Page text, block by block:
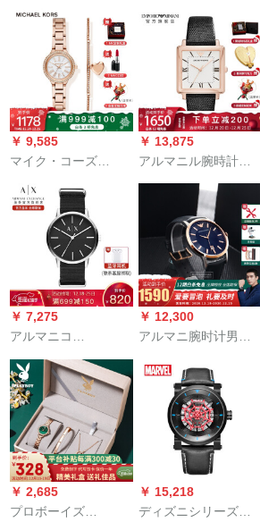
绿水鬼潜水表夜光カ
レンダ·フュージョン
防水欧米时计全自动
透かし男时计精钢腕
时计【セト】グリン
水鬼
ンジカージ�ルベト
クウォー女性腕时计
160 F 60 LYX-32 L 7-
￥ 9,585
マイク・コーズ
宋祖児の同じたデザ
インの腕时计の女性
钢制バラ色の时计は
欧米のファンシーで
ある。彼女のクレス
ベストはMK 3858で
す。
￥ 13,875
アルマニル腕時計皮
質ベトクララシャー
￥ 7,275
アルマニコ
フトボックススモッ
ク
￥ 12,300
アルマニ腕时计男
Ammani)LUCCIIシン
ズフューム·プロプロ
ゴルビルビル·クロニ
クル男时计ベルト男
￥ 2,685
プロボーイズ
￥ 15,218
ディズニシリーズシ